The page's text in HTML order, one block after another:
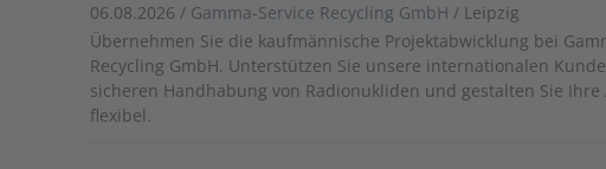
06.08.2026 / Gamma-Service Recycling GmbH / Leipzig
Übernehmen Sie die kaufmännische Projektabwicklung bei
Recycling GmbH. Unterstützen Sie unsere internationalen
sicheren Handhabung von Radionukliden und gestalten Sie
flexibel.